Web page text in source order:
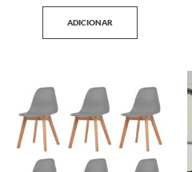
ADICIONAR